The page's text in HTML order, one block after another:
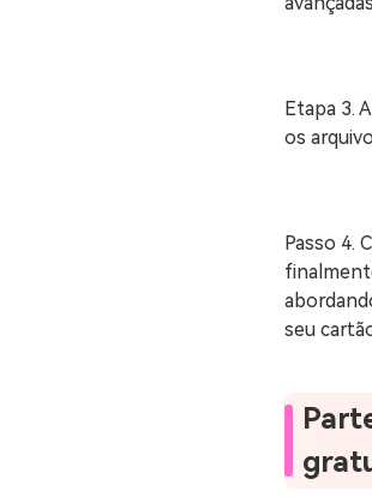
Etapa 3.
os
Passo 4.
seu